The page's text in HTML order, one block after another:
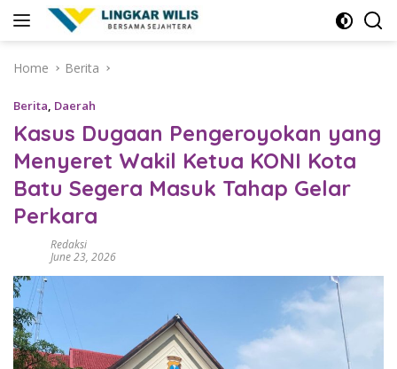
Home
Berita
Berita, Daerah
Kasus Dugaan Pengeroyokan yang
Menyeret Wakil Ketua KONI Kota
Batu Segera Masuk Tahap Gelar
Perkara
Redaksi
June 23, 2026